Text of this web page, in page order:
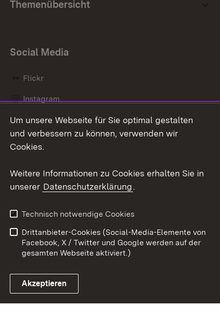
Themenübersicht
Social Media
Flickr
Instagram
Social Wall
Link zum Landesportal
Barrierefreiheit
Benutzungshinweise
Impressum
Cookies
Um unsere Webseite für Sie optimal gestalten
und verbessern zu können, verwenden wir
Cookies.
Weitere Informationen zu Cookies erhalten Sie in
unserer Datenschutzerklärung.
Technisch notwendige Cookies
Drittanbieter-Cookies (Social-Media-Elemente von
Facebook, X / Twitter und Google werden auf der
gesamten Webseite aktiviert.)
Akzeptieren